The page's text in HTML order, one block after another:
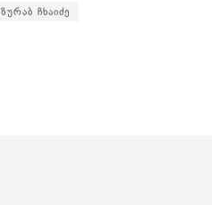
ზურაბ ჩხაიძე